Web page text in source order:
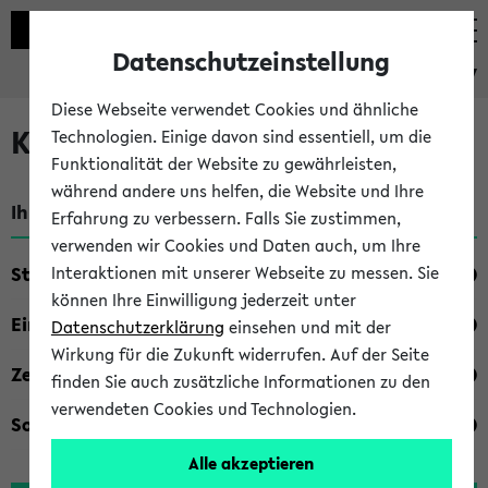
eKVV
Kombisuche im eKVV
Ihre Suchkriterien:
Studienfach
Einrichtung
Zeiten
Sonstiges
Datenschutzeinstellung
Diese Webseite verwendet Cookies und ähnliche
Technologien. Einige davon sind essentiell, um die
Funktionalität der Website zu gewährleisten,
während andere uns helfen, die Website und Ihre
Erfahrung zu verbessern. Falls Sie zustimmen,
verwenden wir Cookies und Daten auch, um Ihre
Interaktionen mit unserer Webseite zu messen. Sie
können Ihre Einwilligung jederzeit unter
Datenschutzerklärung einsehen und mit der
Wirkung für die Zukunft widerrufen. Auf der Seite
finden Sie auch zusätzliche Informationen zu den
verwendeten Cookies und Technologien.
Alle akzeptieren